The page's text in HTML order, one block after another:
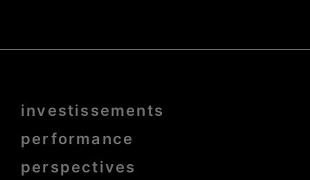
Menu
bold
investissements
performance
perspectives